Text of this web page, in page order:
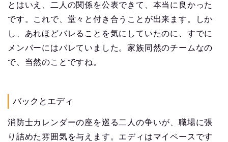
とはいえ、二人の関係を公表できて、本当に良かった
です。これで、堂々と付き合うことが出来ます。しか
し、あれほどバレることを気にしていたのに、すでに
メンバーにはバレていました。家族同然のチームなの
で、当然のことですね。
バックとエディ
消防士カレンダーの座を巡る二人の争いが、職場に張
り詰めた雰囲気を与えます。エディはマイペースです